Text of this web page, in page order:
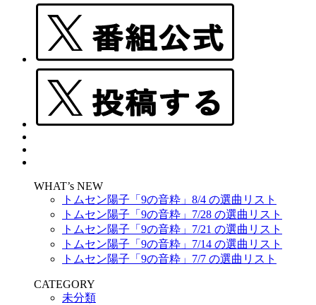
WHAT’s NEW
トムセン陽子「9の音粋」8/4 の選曲リスト
トムセン陽子「9の音粋」7/28 の選曲リスト
トムセン陽子「9の音粋」7/21 の選曲リスト
トムセン陽子「9の音粋」7/14 の選曲リスト
トムセン陽子「9の音粋」7/7 の選曲リスト
CATEGORY
未分類